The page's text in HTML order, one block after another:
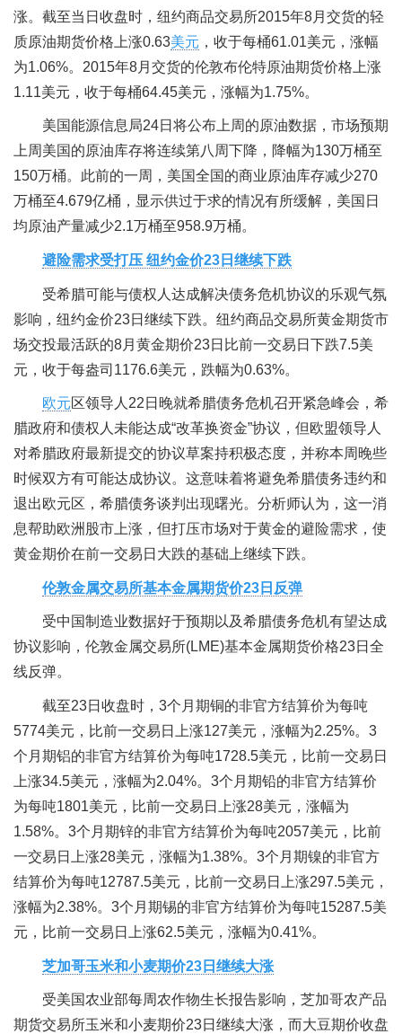
涨。截至当日收盘时，纽约商品交易所2015年8月交货的轻
质原油期货价格上涨0.63美元 ，收于每桶61.01美元，涨幅
为1.06%。2015年8月交货的伦敦布伦特原油期货价格上涨
1.11美元，收于每桶64.45美元，涨幅为1.75%。
美国能源信息局24日将公布上周的原油数据，市场预期
上周美国的原油库存将连续第八周下降，降幅为130万桶至
150万桶。此前的一周，美国全国的商业原油库存减少270
万桶至4.679亿桶，显示供过于求的情况有所缓解，美国日
均原油产量减少2.1万桶至958.9万桶。
避险需求受打压 纽约金价23日继续下跌
受希腊可能与债权人达成解决债务危机协议的乐观气氛
影响，纽约金价23日继续下跌。纽约商品交易所黄金期货市
场交投最活跃的8月黄金期价23日比前一交易日下跌7.5美
元，收于每盎司1176.6美元，跌幅为0.63%。
欧元区领导人22日晚就希腊债务危机召开紧急峰会，希
腊政府和债权人未能达成“改革换资金”协议，但欧盟领导人
对希腊政府最新提交的协议草案持积极态度，并称本周晚些
时候双方有可能达成协议。这意味着将避免希腊债务违约和
退出欧元区，希腊债务谈判出现曙光。分析师认为，这一消
息帮助欧洲股市上涨，但打压市场对于黄金的避险需求，使
黄金期价在前一交易日大跌的基础上继续下跌。
伦敦金属交易所基本金属期货价23日反弹
受中国制造业数据好于预期以及希腊债务危机有望达成
协议影响，伦敦金属交易所(LME)基本金属期货价格23日全
线反弹。
截至23日收盘时，3个月期铜的非官方结算价为每吨
5774美元，比前一交易日上涨127美元，涨幅为2.25%。3
个月期铝的非官方结算价为每吨1728.5美元，比前一交易日
上涨34.5美元，涨幅为2.04%。3个月期铅的非官方结算价
为每吨1801美元，比前一交易日上涨28美元，涨幅为
1.58%。3个月期锌的非官方结算价为每吨2057美元，比前
一交易日上涨28美元，涨幅为1.38%。3个月期镍的非官方
结算价为每吨12787.5美元，比前一交易日上涨297.5美元，
涨幅为2.38%。3个月期锡的非官方结算价为每吨15287.5美
元，比前一交易日上涨62.5美元，涨幅为0.41%。
芝加哥玉米和小麦期价23日继续大涨
受美国农业部每周农作物生长报告影响，芝加哥农产品
期货交易所玉米和小麦期价23日继续大涨，而大豆期价收盘